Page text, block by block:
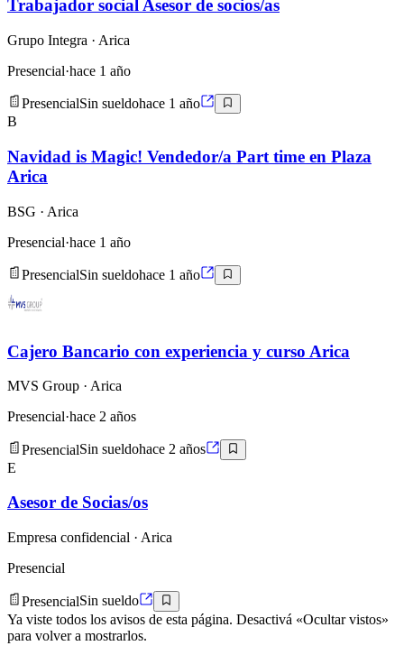
Trabajador social Asesor de socios/as
Grupo Integra · Arica
Presencial·hace 1 año
PresencialSin sueldohace 1 año
B
Navidad is Magic! Vendedor/a Part time en Plaza
Arica
BSG · Arica
Presencial·hace 1 año
PresencialSin sueldohace 1 año
Cajero Bancario con experiencia y curso Arica
MVS Group · Arica
Presencial·hace 2 años
PresencialSin sueldohace 2 años
E
Asesor de Socias/os
Empresa confidencial · Arica
Presencial
PresencialSin sueldo
Ya viste todos los avisos de esta página. Desactivá «Ocultar vistos»
para volver a mostrarlos.